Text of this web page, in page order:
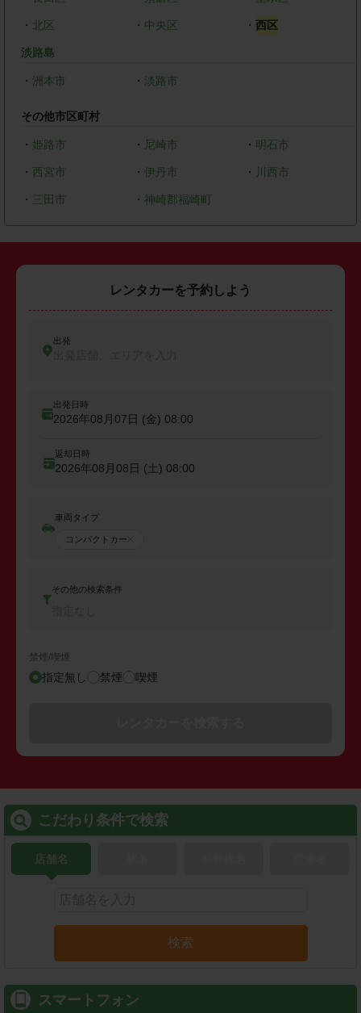
・ 北区 ・ 中央区 ・西区
淡路島
・ 洲本市 ・ 淡路市
その他市区町村
・ 姫路市 ・ 尼崎市 ・ 明石市
・ 西宮市 ・ 伊丹市 ・ 川西市
・ 三田市 ・ 神崎郡福崎町
レンタカーを予約しよう
出発
出発日時
2026年08月07日 (金) 08:00
返却日時
2026年08月08日 (土) 08:00
車両タイプ
コンパクトカー
その他の検索条件
禁煙/喫煙
指定無し 禁煙 喫煙
こだわり条件で検索
店舗名
検索
スマートフォン